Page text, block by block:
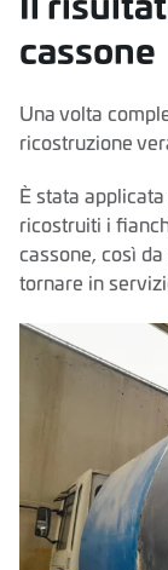
Il
cassone
Una volta
ricostruzione
È stata
ricostruiti i
cassone, così
tornare in